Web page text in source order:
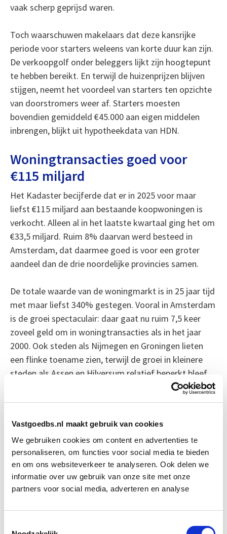
Vastgoedbs.nl maakt gebruik van cookies
We gebruiken cookies om content en advertenties te
personaliseren, om functies voor social media te bieden
en om ons websiteverkeer te analyseren. Ook delen we
informatie over uw gebruik van onze site met onze
partners voor social media, adverteren en analyse
vaak scherp geprijsd waren.
Toch waarschuwen makelaars dat deze kansrijke
periode voor starters weleens van korte duur kan zijn.
De verkoopgolf onder beleggers lijkt zijn hoogtepunt
te hebben bereikt. En terwijl de huizenprijzen blijven
stijgen, neemt het voordeel van starters ten opzichte
van doorstromers weer af. Starters moesten
bovendien gemiddeld €45.000 aan eigen middelen
inbrengen, blijkt uit hypotheekdata van HDN.
Woningtransacties goed voor
€115 miljard
Het Kadaster becijferde dat er in 2025 voor maar
liefst €115 miljard aan bestaande koopwoningen is
verkocht. Alleen al in het laatste kwartaal ging het om
€33,5 miljard. Ruim 8% daarvan werd besteed in
Amsterdam, dat daarmee goed is voor een groter
aandeel dan de drie noordelijke provincies samen.
De totale waarde van de woningmarkt is in 25 jaar tijd
met maar liefst 340% gestegen. Vooral in Amsterdam
is de groei spectaculair: daar gaat nu ruim 7,5 keer
zoveel geld om in woningtransacties als in het jaar
2000. Ook steden als Nijmegen en Groningen lieten
een flinke toename zien, terwijl de groei in kleinere
steden als Assen en Hilversum relatief beperkt bleef.
Bron: nrc.nl
Boeiend verhaal? Duik dan eens
in deze opleidingen:
Business Case voor Vastgoed- &
Projectontwikkeling
Start do
10 sep